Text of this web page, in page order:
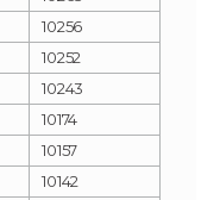
10256
10252
10243
10174
10157
10142